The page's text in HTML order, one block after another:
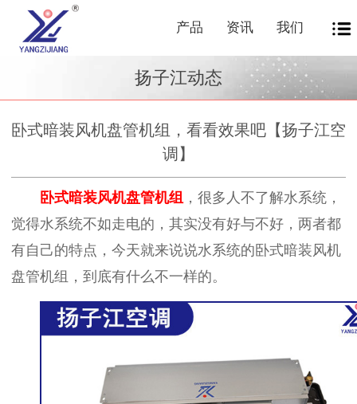
产品 资讯 我们
扬子江动态
卧式暗装风机盘管机组，看看效果吧【扬子江空
调】
卧式暗装风机盘管机组 ，很多人不了解水系统，
觉得水系统不如走电的，其实没有好与不好，两者都
有自己的特点，今天就来说说水系统的卧式暗装风机
盘管机组，到底有什么不一样的。